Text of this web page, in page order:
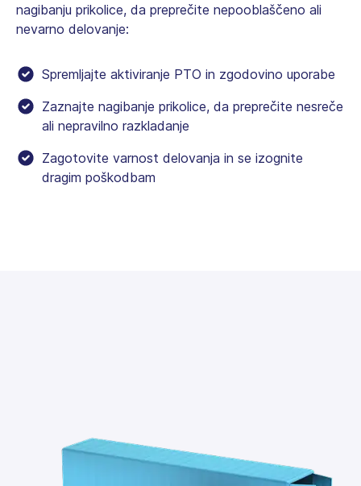
nagibanju prikolice, da preprečite nepooblaščeno ali
nevarno delovanje:
Spremljajte aktiviranje PTO in zgodovino uporabe
Zaznajte nagibanje prikolice, da preprečite nesreče
ali nepravilno razkladanje
Zagotovite varnost delovanja in se izognite
dragim poškodbam